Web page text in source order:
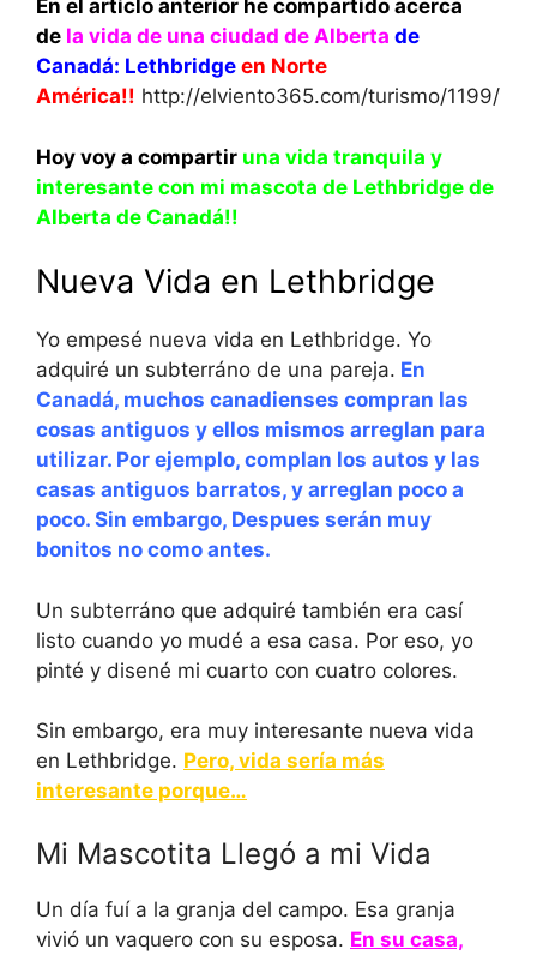
En el artíclo anterior he compartido acerca
de la vida de una ciudad de Alberta de
Canadá: Lethbridge en Norte
América!! http://elviento365.com/turismo/1199/
Hoy voy a compartir una vida tranquila y
interesante con mi mascota de Lethbridge de
Alberta de Canadá!!
Nueva Vida en Lethbridge
Yo empesé nueva vida en Lethbridge. Yo
adquiré un subterráno de una pareja. En
Canadá, muchos canadienses compran las
cosas antiguos y ellos mismos arreglan para
utilizar. Por ejemplo, complan los autos y las
casas antiguos barratos, y arreglan poco a
poco. Sin embargo, Despues serán muy
bonitos no como antes.
Un subterráno que adquiré también era casí
listo cuando yo mudé a esa casa. Por eso, yo
pinté y disené mi cuarto con cuatro colores.
Sin embargo, era muy interesante nueva vida
en Lethbridge. Pero, vida sería más
interesante porque…
Mi Mascotita Llegó a mi Vida
Un día fuí a la granja del campo. Esa granja
vivió un vaquero con su esposa. En su casa,